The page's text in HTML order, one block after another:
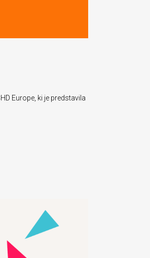
Europe, ki je predstavila